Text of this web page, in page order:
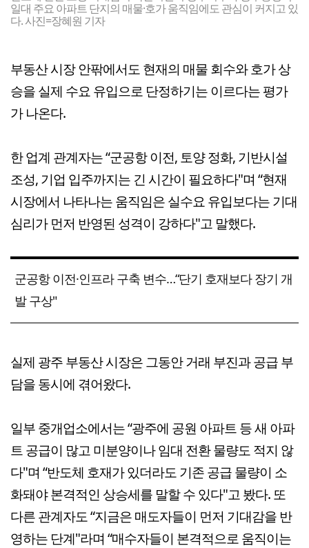
일대 주요 아파트 단지의 매물·호가 움직임에도 관심이 커지고 있
다. 사진=장혜원 기자
부동산 시장 안팎에서도 현재의 매물 회수와 호가 상
승을 실제 수요 유입으로 단정하기는 이르다는 평가
가 나온다.
한 업계 관계자는 “군공항 이전, 토양 정화, 기반시설
조성, 기업 입주까지는 긴 시간이 필요하다"며 “현재
시장에서 나타나는 움직임은 실수요 유입보다는 기대
심리가 먼저 반영된 성격이 강하다"고 말했다.
군공항 이전·인프라 구축 변수…“단기 호재보다 장기 개
발 구상"
실제 광주 부동산 시장은 그동안 거래 부진과 공급 부
담을 동시에 겪어왔다.
일부 중개업소에서는 “광주에 공원 아파트 등 새 아파
트 공급이 많고 미분양이나 임대 전환 물량도 적지 않
다"며 “반도체 호재가 있더라도 기존 공급 물량이 소
화돼야 본격적인 상승세를 말할 수 있다"고 봤다. 또
다른 관계자도 “지금은 매도자들이 먼저 기대감을 반
영하는 단계"라며 “매수자들이 본격적으로 움직이는